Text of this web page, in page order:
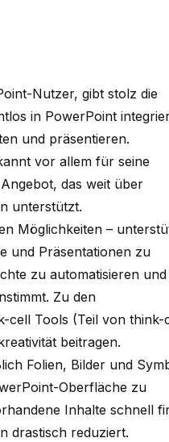
Nutzer, gibt stolz die
in PowerPoint
und präsentieren.
vor allem für seine
das weit über
unterstützt.
Möglichkeiten –
und Präsentationen zu
zu automatisieren und
Zu den
cell Tools (Teil von think-
beitragen.
Folien, Bilder und
Oberfläche zu
Inhalte schnell
drastisch reduziert.